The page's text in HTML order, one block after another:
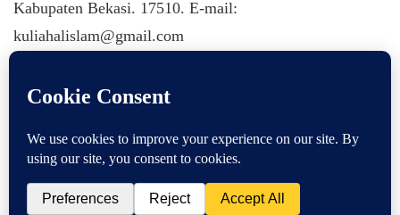
Kabupaten Bekasi. 17510. E-mail:
kuliahalislam@gmail.com
KULIAHALISLAM.COM Copyright (C) 2026